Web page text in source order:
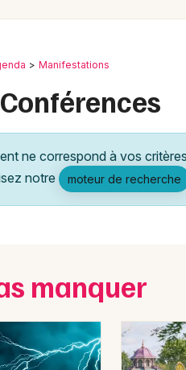
Manifestations
ne correspond à vos
notre
moteur de recherche
manquer